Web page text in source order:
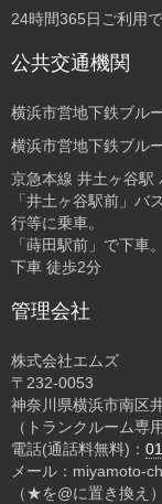
24時間365日ご利用で
公共交通機関
横浜市営地下鉄ブル
横浜市営地下鉄ブル
京急本線 井土ヶ谷駅
「井土ヶ谷駅前」
行等に乗車。
「蒔田駅前」で下車。
下車 徒歩2分
管理会社
株式会社エムズ
〒232-0053
神奈川県横浜市南区
（トランクルーム専
電話(通話料無料)：
メール：miyamoto-
（★を@に置き換え）